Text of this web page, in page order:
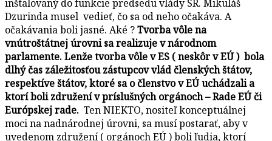
inštalovaný do funkcie predsedu vlády SR. Mikuláš
Dzurinda musel vedieť, čo sa od neho očakáva. A
očakávania boli jasné. Aké ?Tvorba vôle na
vnútroštátnej úrovni sa realizuje v národnom
parlamente. Lenže tvorba vôle v ES ( neskôr v EÚ ) bola
dlhý čas záležitosťou zástupcov vlád členských štátov,
respektíve štátov, ktoré sa o členstvo v EÚ uchádzali a
ktorí boli združení v príslušných orgánoch – Rade EÚ či
Európskej rade. Ten NIEKTO, nositeľ konceptuálnej
moci na nadnárodnej úrovni, sa musí postarať, aby v
uvedenom združení ( orgánoch EÚ ) boli ľudia, ktorí